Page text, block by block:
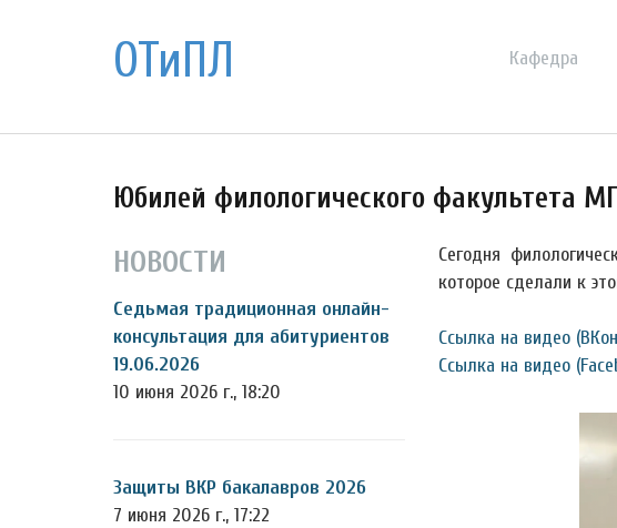
ОТиПЛ Кафедра
Юбилей филологического факультета
НОВОСТИ
Седьмая традиционная онлайн-
консультация для абитуриентов
19.06.2026
10 июня 2026 г., 18:20
Защиты ВКР бакалавров 2026
7 июня 2026 г., 17:22
Сегодня
которое сделали к
Ссылка на видео
Ссылка на видео